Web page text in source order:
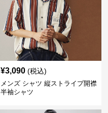
¥3,090 (税込)
メンズ シャツ 縦ストライプ開襟
半袖シャツ